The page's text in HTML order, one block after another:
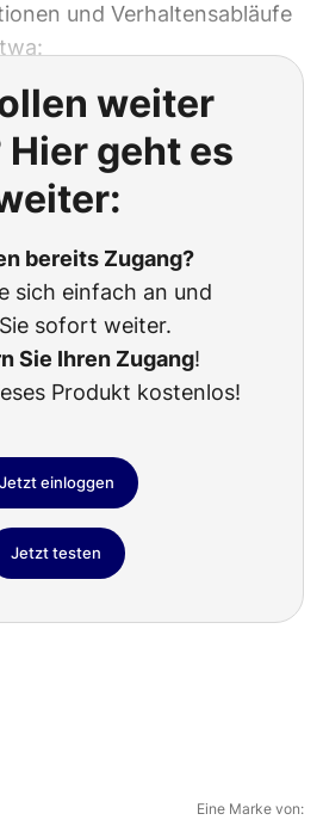
und Verhaltensabläufe
weiter
Hier geht es
bereits Zugang?
sich einfach an und
sofort weiter.
Sie Ihren Zugang!
Produkt kostenlos!
Jetzt einloggen
Jetzt testen
Eine Marke von: